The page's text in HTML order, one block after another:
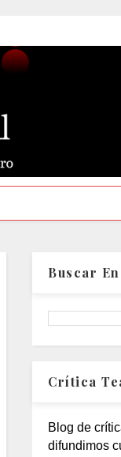
Buscar
Crítica
Blog de
difundimos